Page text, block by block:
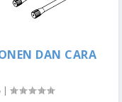
DAN CARA
|